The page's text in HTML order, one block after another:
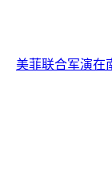
美菲联合军演在